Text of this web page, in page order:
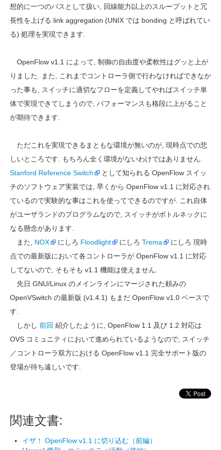
想的に一つのパスとして扱い, 回線能力以上のスループットと冗
長性を上げる link aggregation (UNIX では bonding と呼ばれてい
る) 処理を実現できます.
OpenFlow v1.1 によって, 制御の自由度や柔軟性はグッと上が
りました. また, これまでコントローラ側で行わなければできなか
った事も, スイッチに適切なフローを定義してやればスイッチ単
体で実現できてしまうので, パフォーマンスも格段に上がること
が期待できます.
ただこれを実現できるまともな環境が無いのが, 現時点での悲
しいところです. もちろん全く環境がないわけではありません.
Stanford Reference Switch
として知られる OpenFlow スイッ
チのソフトウェア実装では, 早くから OpenFlow v1.1 に対応され
ているので実験的な事はこれを使ってできるのですが. これ自体
がユーザランドのプログラムなので, スイッチがボトルネックに
なる懸念があります.
また, NOX にしろ Floodlight にしろ Trema
にしろ 現時
点での最新版において各コントローラが OpenFlow v1.1 に対応
してないので, そもそも v1.1 機能は使えません.
先日 GNU/Linux のメインラインにマージされた頼みの
OpenVSwitch の最新版 (v1.4.1) もまだ OpenFlow v1.0 ベースで
す.
しかし 前回 紹介したように, OpenFlow 1.1 及び 1.2 対応は
OVS コミュニティにおいて進められているようなので, スイッチ
／コントローラ双方における OpenFlow v1.1 完全サポート版の
登場が待ち遠しいです.
関連文書:
イザ！ OpenFlow v1.1 に切り込む（前編）